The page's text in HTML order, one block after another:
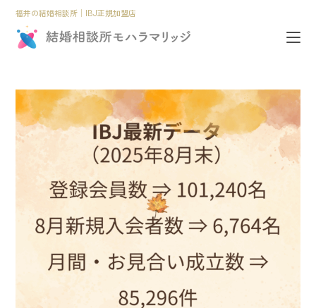
福井の結婚相談所│IBJ正規加盟店